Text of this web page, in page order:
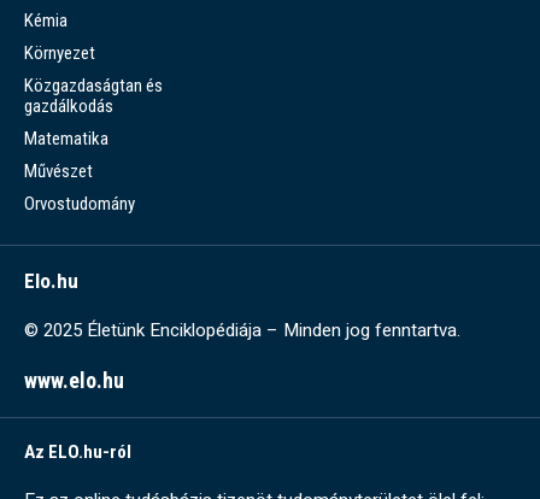
Kémia
Környezet
Közgazdaságtan és
gazdálkodás
Matematika
Művészet
Orvostudomány
Elo.hu
© 2025 Életünk Enciklopédiája – Minden jog fenntartva.
www.elo.hu
Az ELO.hu-ról